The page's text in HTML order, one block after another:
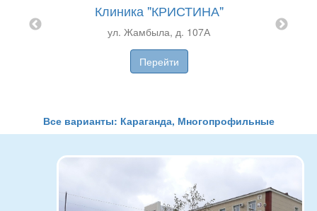
Клиника "КРИСТИНА"
ул. Жамбыла, д. 107А
Перейти
Все варианты: Караганда, Многопрофильные